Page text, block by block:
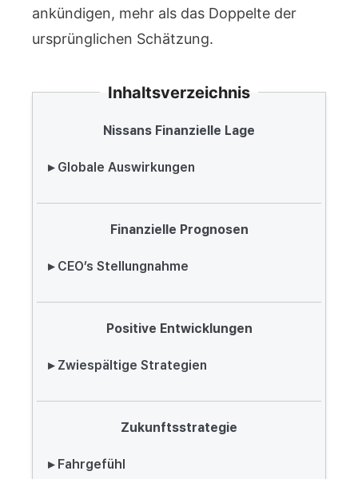
ankündigen, mehr als das Doppelte der
ursprünglichen Schätzung.
Inhaltsverzeichnis
Nissans Finanzielle Lage
▸ Globale Auswirkungen
Finanzielle Prognosen
▸ CEO’s Stellungnahme
Positive Entwicklungen
▸ Zwiespältige Strategien
Zukunftsstrategie
▸ Fahrgefühl